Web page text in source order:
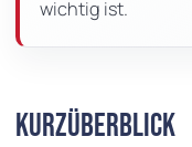
wichtig ist.
Kurzüberblick